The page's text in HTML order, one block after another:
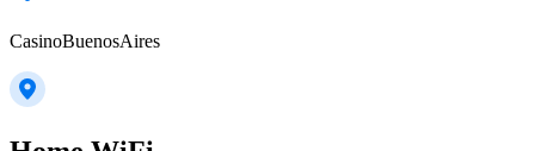
CasinoBuenosAires